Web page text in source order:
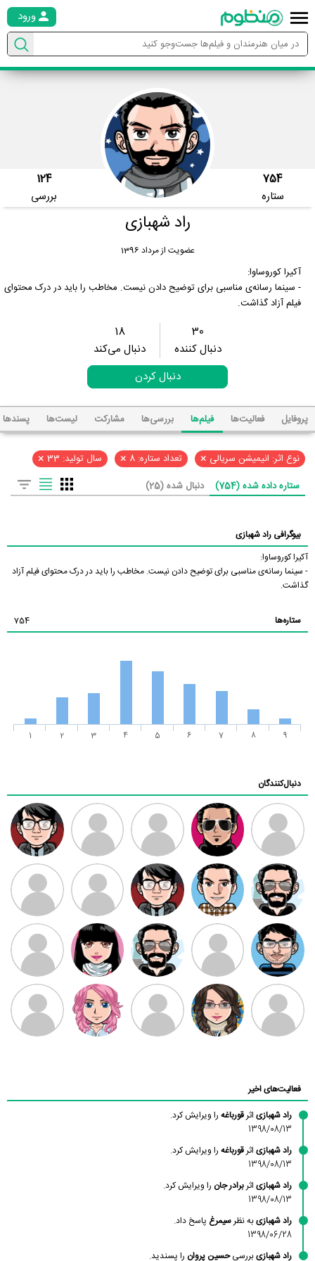
ورود
754
ستاره
124
بررسی
راد شهبازی
عضویت از مرداد 1396
آکیرا کوروساوا:
- سینما رسانه‌ی مناسبی برای توضیح دادن نیست. مخاطب را باید در درک محتوای
فیلم آزاد گذاشت.
30
دنبال کننده
18
دنبال می‌کند
دنبال کردن
پروفایل فعالیت‌ها فیلم‌ها بررسی‌ها مشارکت لیست‌ها پسند‌ها
نوع اثر: انیمیشن سریالی × تعداد ستاره: 8 × سال تولید: 33 ×
ستاره داده شده (754) دنبال شده (25)
بیوگرافی راد شهبازی
آکیرا کوروساوا:
- سینما رسانه‌ی مناسبی برای توضیح دادن نیست. مخاطب را باید در درک محتوای فیلم آزاد
گذاشت.
ستاره‌ها 754
1 2 3 4 5 6 7 8 9
دنبال‌کنندگان
ممدرضا رضا کاظمی زهرا ~ ابتین
سید محمد
موسوی
مهدی فرهمند مهدی سلطانی داود رضیی
طرفدار میلی
بابی براون
کیوان کیانی
سامان راحمی امیردلتا امیروو ملیکا منتظری عارفه داستانپور
فعالیت‌های اخیر
راد شهبازی اثرقورباغه را ویرایش کرد.
1398/08/13
راد شهبازی اثرقورباغه را ویرایش کرد.
1398/08/13
راد شهبازی اثربرادر جان را ویرایش کرد.
1398/08/13
راد شهبازیبه نظرسیمرغ پاسخ داد.
1398/06/28
راد شهبازیبررسیحسین پروان را پسندید.